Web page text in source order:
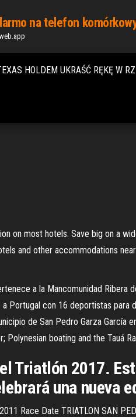
na telefon
HOLDEM UKRAŚĆ RĘKĘ W
on most hotels. Save big on a
and other accommodations
a la Mancomunidad Ribera
Portugal con 16 deportistas para
de San Pedro Garza García
boating and the Tauá
Triatlón 2017.
una nueva
Race Date TRIATLON SAN